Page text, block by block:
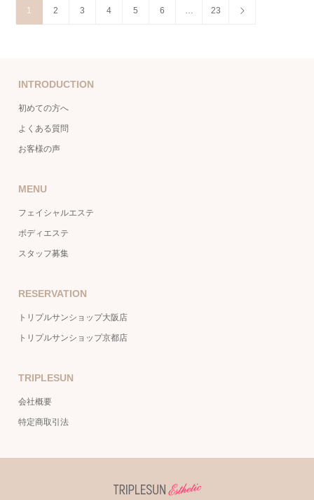
1 2 3 4 5 6 … 23
INTRODUCTION
初めての方へ
よくある質問
お客様の声
MENU
フェイシャルエステ
ボディエステ
スタッフ募集
RESERVATION
トリプルサンショップ大阪店
トリプルサンショップ京都店
TRIPLESUN
会社概要
特定商取引法